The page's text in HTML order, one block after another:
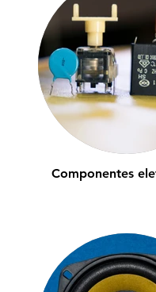
Componentes